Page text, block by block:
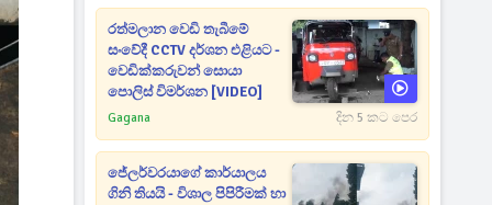
රත්මලාන වෙඩි තැබීමේ
සංවේදී CCTV දර්ශන එළියට -
වෙඩික්කරුවන් සොයා
පොලිස් විමර්ශන [VIDEO]
Gagana දින 5 කට පෙර
ජේලර්වරයාගේ කාර්යාලය
ගිනි තියයි - විශාල පිපිරීමක් හා